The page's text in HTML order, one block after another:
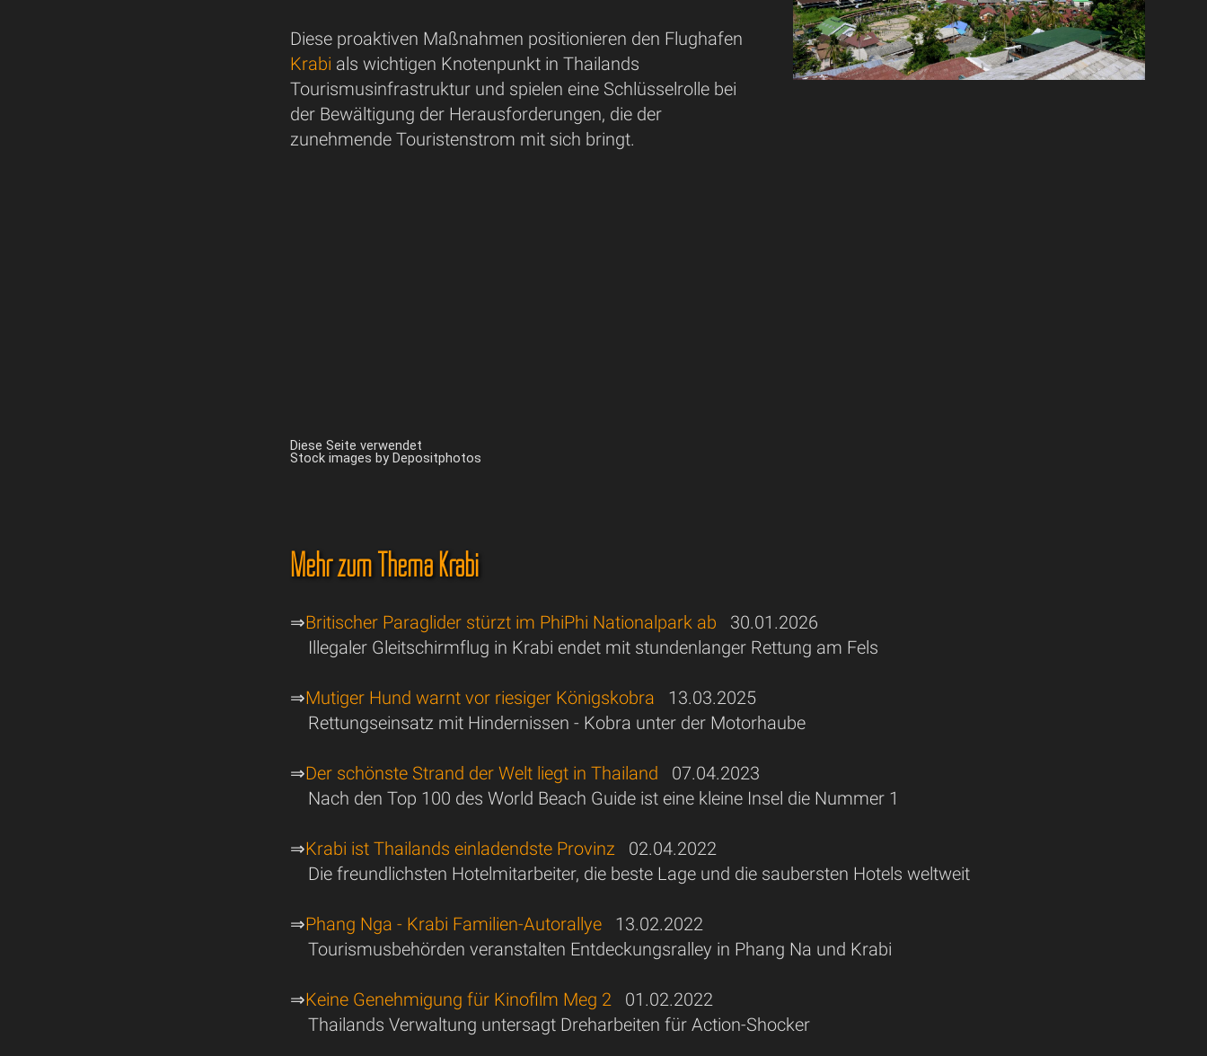
Diese proaktiven Maßnahmen positionieren den Flughafen
Krabi als wichtigen Knotenpunkt in Thailands
Tourismusinfrastruktur und spielen eine Schlüsselrolle bei
der Bewältigung der Herausforderungen, die der
zunehmende Touristenstrom mit sich bringt.
Diese Seite verwendet
Stock images by Depositphotos
Mehr zum Thema Krabi
⇒Britischer Paraglider stürzt im PhiPhi Nationalpark ab 30.01.2026
Illegaler Gleitschirmflug in Krabi endet mit stundenlanger Rettung am Fels
⇒Mutiger Hund warnt vor riesiger Königskobra 13.03.2025
Rettungseinsatz mit Hindernissen - Kobra unter der Motorhaube
⇒Der schönste Strand der Welt liegt in Thailand 07.04.2023
Nach den Top 100 des World Beach Guide ist eine kleine Insel die Nummer 1
⇒Krabi ist Thailands einladendste Provinz 02.04.2022
Die freundlichsten Hotelmitarbeiter, die beste Lage und die saubersten Hotels weltweit
⇒Phang Nga - Krabi Familien-Autorallye 13.02.2022
Tourismusbehörden veranstalten Entdeckungsralley in Phang Na und Krabi
⇒Keine Genehmigung für Kinofilm Meg 2 01.02.2022
Thailands Verwaltung untersagt Dreharbeiten für Action-Shocker